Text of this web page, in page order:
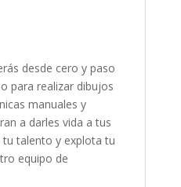
desde cero y paso
para realizar dibujos
manuales y
a darles vida a tus
talento y explota tu
equipo de